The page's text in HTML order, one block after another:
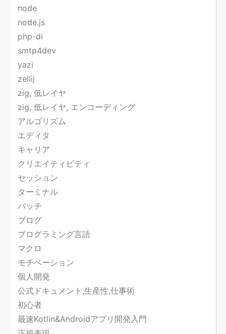
node
node.js
php-di
smtp4dev
yazi
zellij
zig, 低レイヤ
zig, 低レイヤ, エンコーディング
アルゴリズム
エディタ
キャリア
クリエイティビティ
セッション
ターミナル
バッチ
ブログ
プログラミング言語
マクロ
モチベーション
個人開発
公式ドキュメント,生産性,仕事術
初心者
最速Kotlin&Androidアプリ開発入門